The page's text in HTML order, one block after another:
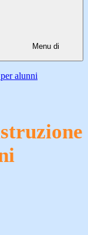
Menu di
alunni